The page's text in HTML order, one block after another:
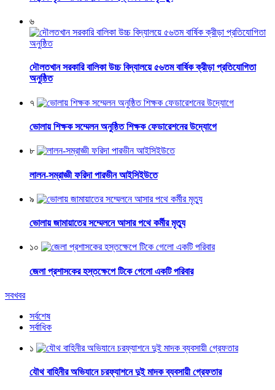
৬
দৌলতখান সরকারি বালিকা উচ্চ বিদ্যালয়ে ৫৬তম বার্ষিক ক্রীড়া প্রতিযোগিতা
অনুষ্ঠিত
৭
ভোলায় শিক্ষক সম্মেলন অনুষ্ঠিত শিক্ষক ফেডারেশনের উদ্যোগে
৮
লালন-সম্রাজ্ঞী ফরিদা পারভীন আইসিইউতে
৯
ভোলায় জামায়াতের সম্মেলনে আসার পথে কর্মীর মৃত্যু
১০
জেলা প্রশাসকের হস্তক্ষেপে টিকে গেলো একটি পরিবার
সবখবর
সর্বশেষ
সর্বাধিক
১
যৌথ বাহিনীর অভিযানে চরফ্যাশনে দুই মাদক ব্যবসায়ী গ্রেফতার